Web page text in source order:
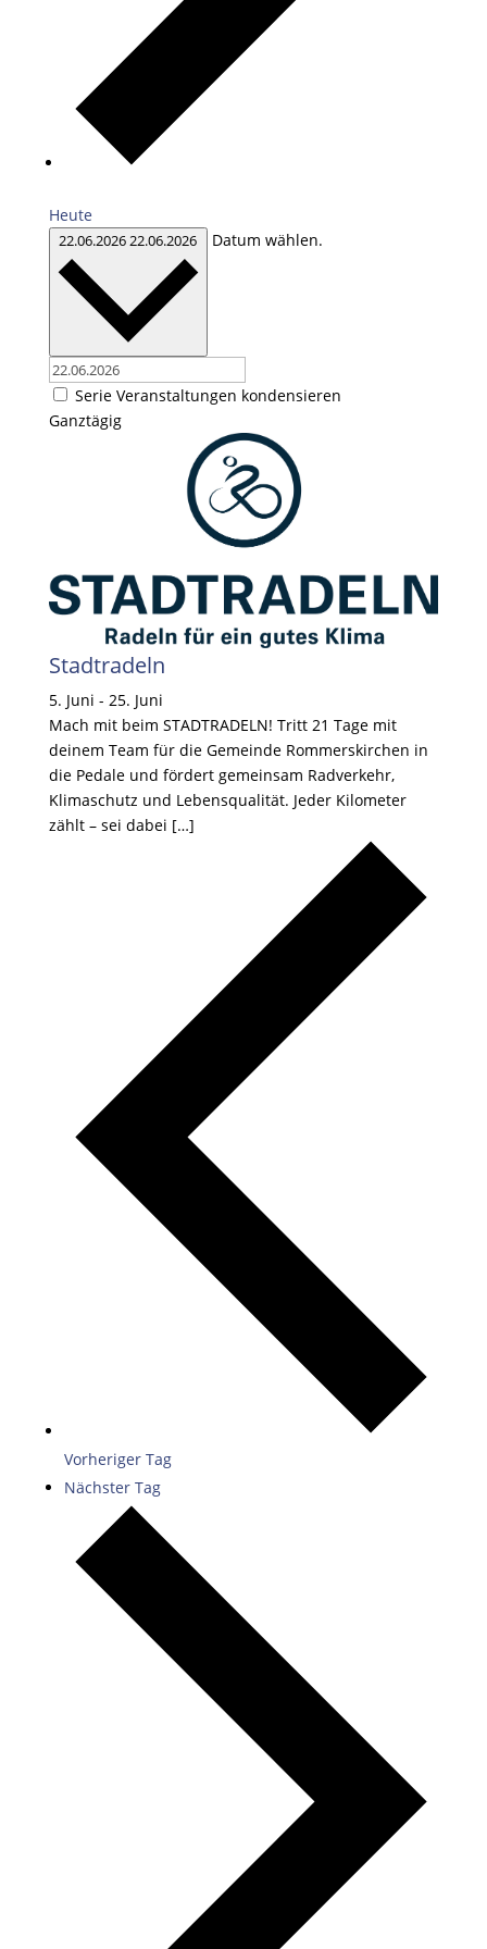
Heute
22.06.202622.06.2026 Datum wählen.
Serie Veranstaltungen kondensieren
Ganztägig
Stadtradeln
5. Juni - 25. Juni
Mach mit beim STADTRADELN! Tritt 21 Tage mit
deinem Team für die Gemeinde Rommerskirchen in
die Pedale und fördert gemeinsam Radverkehr,
Klimaschutz und Lebensqualität. Jeder Kilometer
zählt – sei dabei […]
Vorheriger Tag
Nächster Tag